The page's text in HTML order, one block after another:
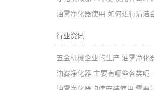
油雾净化器使用 如何进行清洁
行业资讯
五金机械企业的生产 油雾净化
油雾净化器 主要有哪些各类呢